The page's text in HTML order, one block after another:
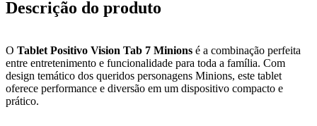
Descrição do produto
O Tablet Positivo Vision Tab 7 Minions é a combinação perfeita
entre entretenimento e funcionalidade para toda a família. Com
design temático dos queridos personagens Minions, este tablet
oferece performance e diversão em um dispositivo compacto e
prático.